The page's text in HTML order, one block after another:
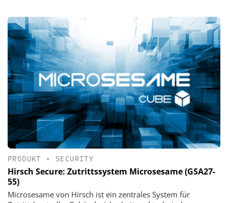
PRODUKT • SECURITY
Hirsch Secure: Zutrittssystem Microsesame (GSA27-
55)
Microsesame von Hirsch ist ein zentrales System für